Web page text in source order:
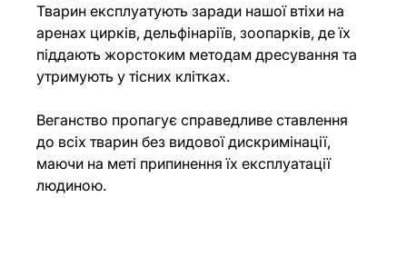
Тварин експлуатують заради нашої втіхи на
аренах цирків, дельфінаріїв, зоопарків, де їх
піддають жорстоким методам дресування та
утримують у тісних клітках.
Веганство пропагує справедливе ставлення
до всіх тварин без видової дискримінації,
маючи на меті припинення їх експлуатації
людиною.